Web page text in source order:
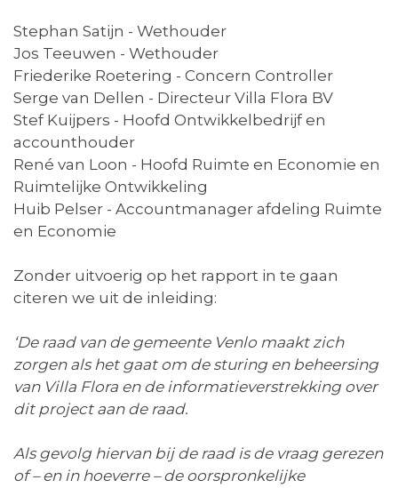
Stephan Satijn - Wethouder
Jos Teeuwen - Wethouder
Friederike Roetering - Concern Controller
Serge van Dellen - Directeur Villa Flora BV
Stef Kuijpers - Hoofd Ontwikkelbedrijf en
accounthouder
René van Loon - Hoofd Ruimte en Economie en
Ruimtelijke Ontwikkeling
Huib Pelser - Accountmanager afdeling Ruimte
en Economie
Zonder uitvoerig op het rapport in te gaan
citeren we uit de inleiding:
‘De raad van de gemeente Venlo maakt zich
zorgen als het gaat om de sturing en beheersing
van Villa Flora en de informatieverstrekking over
dit project aan de raad.
Als gevolg hiervan bij de raad is de vraag gerezen
of – en in hoeverre – de oorspronkelijke